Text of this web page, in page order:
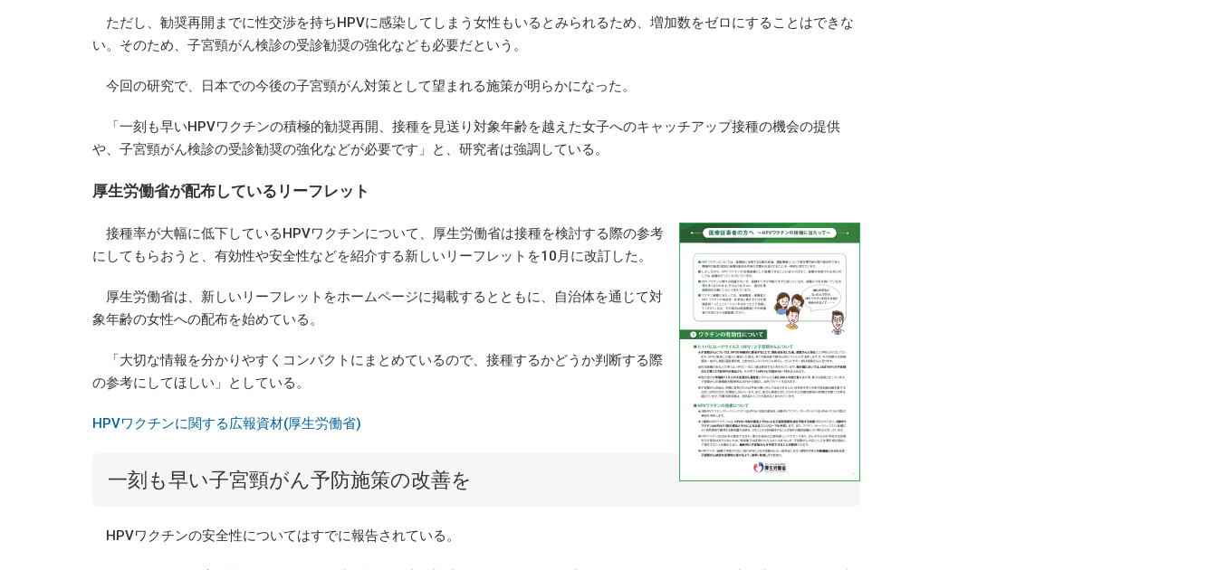
ただし、勧奨再開までに性交渉を持ちHPVに感染してしまう女性もいるとみられるため、増加数をゼロにすることはできな
い。そのため、子宮頸がん検診の受診勧奨の強化なども必要だという。
今回の研究で、日本での今後の子宮頸がん対策として望まれる施策が明らかになった。
「一刻も早いHPVワクチンの積極的勧奨再開、接種を見送り対象年齢を越えた女子へのキャッチアップ接種の機会の提供
や、子宮頸がん検診の受診勧奨の強化などが必要です」と、研究者は強調している。
厚生労働省が配布しているリーフレット
接種率が大幅に低下しているHPVワクチンについて、厚生労働省は接種を検討する際の参考
にしてもらおうと、有効性や安全性などを紹介する新しいリーフレットを10月に改訂した。
厚生労働省は、新しいリーフレットをホームページに掲載するとともに、自治体を通じて対
象年齢の女性への配布を始めている。
「大切な情報を分かりやすくコンパクトにまとめているので、接種するかどうか判断する際
の参考にしてほしい」としている。
HPVワクチンに関する広報資材(厚生労働省)
一刻も早い子宮頸がん予防施策の改善を
HPVワクチンの安全性についてはすでに報告されている。